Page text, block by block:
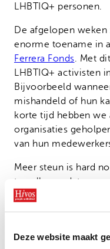
Deze website maakt
LHBTIQ+ personen.
De afgelopen
enorme toename in
Ferrera Fonds. Met
LHBTIQ+ activisten
Bijvoorbeeld
mishandeld of hun
korte tijd hebben we
organisaties
van hun
Meer steun is hard
te vullen zodat we
personen kunnen